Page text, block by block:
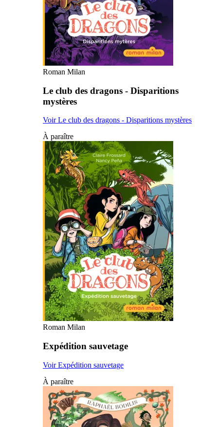
Roman Milan
Le club des dragons - Disparitions
mystères
Voir Le club des dragons - Disparitions mystères
À paraître
Roman Milan
Expédition sauvetage
Voir Expédition sauvetage
À paraître